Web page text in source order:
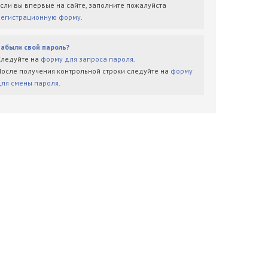
вы впервые на сайте, заполните пожалуйста
форму.
свой пароль?
на форму для запроса пароля.
получения контрольной строки следуйте на форму
смены пароля.